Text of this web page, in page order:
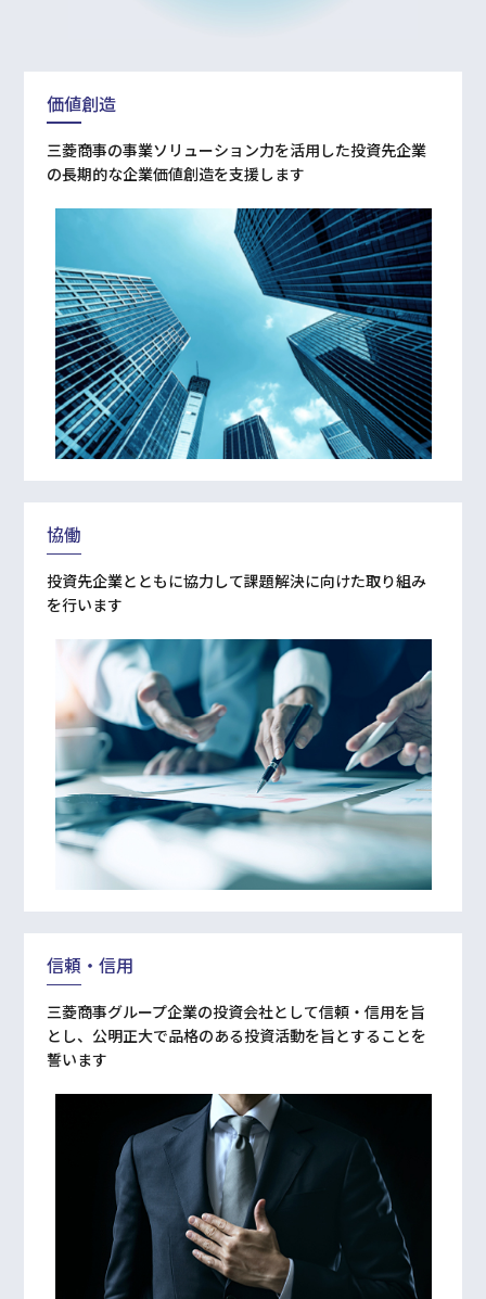
価値創造
三菱商事の事業ソリューション力を活用した投資先企業
の長期的な企業価値創造を支援します
協働
投資先企業とともに協⼒して課題解決に向けた取り組み
を⾏います
信頼‧信⽤
三菱商事グループ企業の投資会社として信頼‧信⽤を旨
とし、公明正⼤で品格のある投資活動を旨とすることを
誓います